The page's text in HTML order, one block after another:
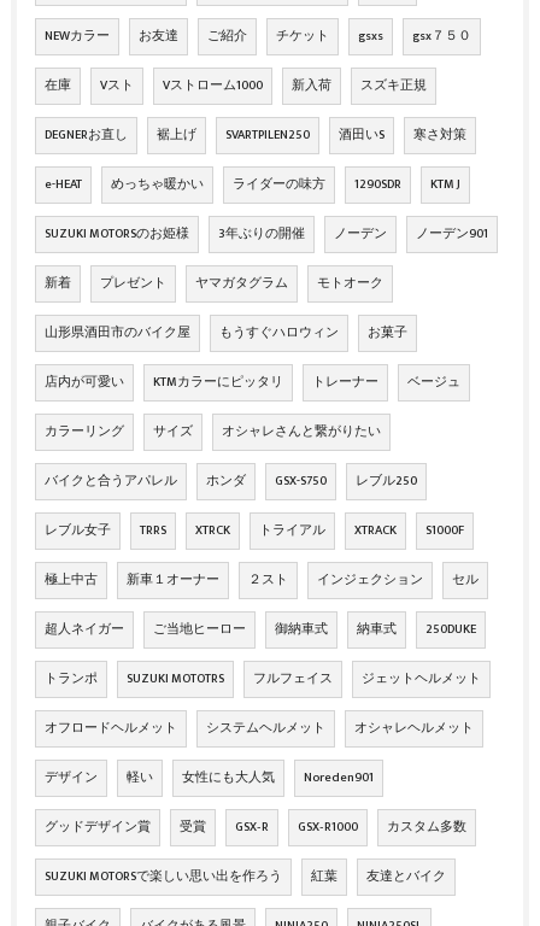
NEWカラー お友達 ご紹介 チケット gsxs gsx７５０
在庫 Vスト Vストローム1000 新入荷 スズキ正規
DEGNERお直し 裾上げ SVARTPILEN250 酒田いS 寒さ対策
e-HEAT めっちゃ暖かい ライダーの味方 1290SDR KTM J
SUZUKI MOTORSのお姫様 3年ぶりの開催 ノーデン ノーデン901
新着 プレゼント ヤマガタグラム モトオーク
山形県酒田市のバイク屋 もうすぐハロウィン お菓子
店内が可愛い KTMカラーにピッタリ トレーナー ベージュ
カラーリング サイズ オシャレさんと繋がりたい
バイクと合うアパレル ホンダ GSX-S750 レブル250
レブル女子 TRRS XTRCK トライアル XTRACK S1000F
極上中古 新車１オーナー ２スト インジェクション セル
超人ネイガー ご当地ヒーロー 御納車式 納車式 250DUKE
トランポ SUZUKI MOTOTRS フルフェイス ジェットヘルメット
オフロードヘルメット システムヘルメット オシャレヘルメット
デザイン 軽い 女性にも大人気 Noreden901
グッドデザイン賞 受賞 GSX‐R GSX‐R1000 カスタム多数
SUZUKI MOTORSで楽しい思い出を作ろう 紅葉 友達とバイク